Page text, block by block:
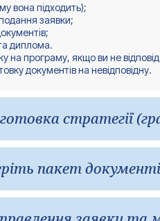
вона підходить);
заявки;
диплома.
на програму, якщо ви не
документів на невідповідну.
стратегії
вступу восени 2026 року:
початку 2026 року, вивчайте
— чернетки мотиваційного
пакет
документів для магістерської